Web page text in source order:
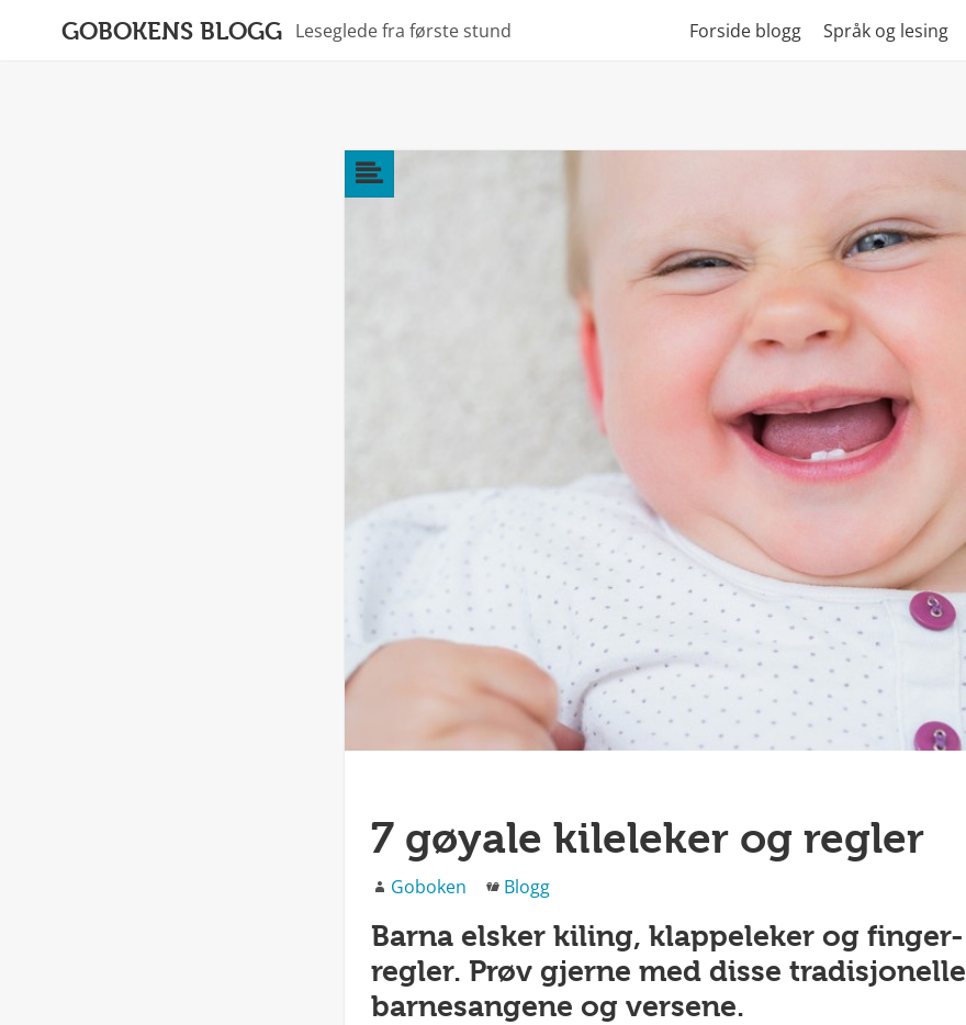
GOBOKENS BLOGG Leseglede fra første stund Forside blogg Språk og lesing
7 gøyale kileleker og regler
Forfatter
Goboken Kategorier
Blogg
Barna elsker kiling, klappeleker og finger-
regler. Prøv gjerne med disse tradisjonelle
barnesangene og versene.